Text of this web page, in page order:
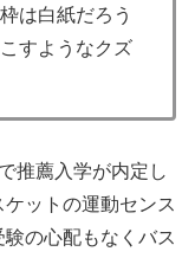
は白紙だろう
すようなクズ
推薦入学が内定し
ットの運動センス
の心配もなくバス